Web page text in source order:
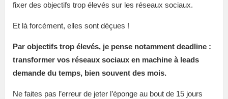
fixer des objectifs trop élevés sur les réseaux sociaux.
Et là forcément, elles sont déçues !
Par objectifs trop élevés, je pense notamment deadline :
transformer vos réseaux sociaux en machine à leads
demande du temps, bien souvent des mois.
Ne faites pas l’erreur de jeter l’éponge au bout de 15 jours